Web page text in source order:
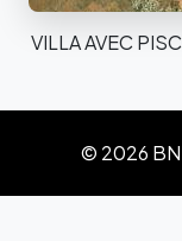
VILLA AVEC
© 2026